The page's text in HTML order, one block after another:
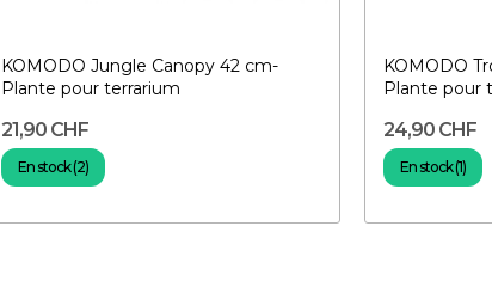
KOMODO Jungle Canopy 42 cm-
Plante pour terrarium
21,90 CHF
En stock (2)
KOMODO
Plante pour
24,90 CHF
En stock (1)